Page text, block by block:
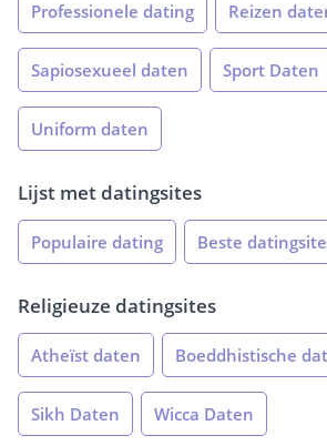
Professionele dating Reizen
Sapiosexueel daten Sport Daten
Uniform daten
Lijst met datingsites
Populaire dating Beste
Religieuze datingsites
Atheïst daten Boeddhistische
Sikh Daten Wicca Daten